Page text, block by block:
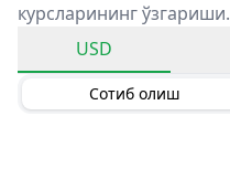
курсларининг ўзгариши.
USD
Сотиб олиш